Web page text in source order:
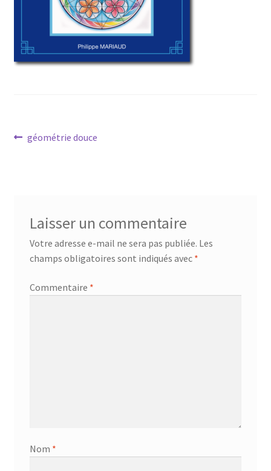
Mandalathèque
Me contacter
Vidéos
Navigation
Article
géométrie douce
Laisser un commentaire
Votre adresse e-mail ne sera pas publiée. Les
champs obligatoires sont indiqués avec *
Commentaire *
Nom *